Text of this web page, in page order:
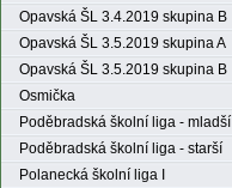
Opavská ŠL 3.4.2019 skupina B
Opavská ŠL 3.5.2019 skupina A
Opavská ŠL 3.5.2019 skupina B
Osmička
Poděbradská školní liga - mladší
Poděbradská školní liga - starší
Polanecká školní liga I